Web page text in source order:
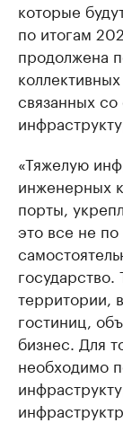
которые
по итогам
продолжена
связанных
«Тяжелую
инженерных
порты,
это все не
территории,
гостиниц,
бизнес. Для
необходимо